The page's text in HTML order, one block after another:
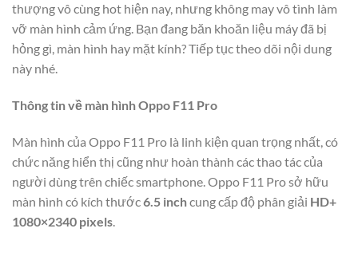
thượng vô cùng hot hiện nay, nhưng không may vô tình làm
vỡ màn hình cảm ứng. Bạn đang băn khoăn liệu máy đã bị
hỏng gì, màn hình hay mặt kính? Tiếp tục theo dõi nội dung
này nhé.
Thông tin về màn hình Oppo F11 Pro
Màn hình của Oppo F11 Pro là linh kiện quan trọng nhất, có
chức năng hiển thị cũng như hoàn thành các thao tác của
người dùng trên chiếc smartphone. Oppo F11 Pro sở hữu
màn hình có kích thước6.5 inchcung cấp độ phân giải HD+
1080×2340 pixels